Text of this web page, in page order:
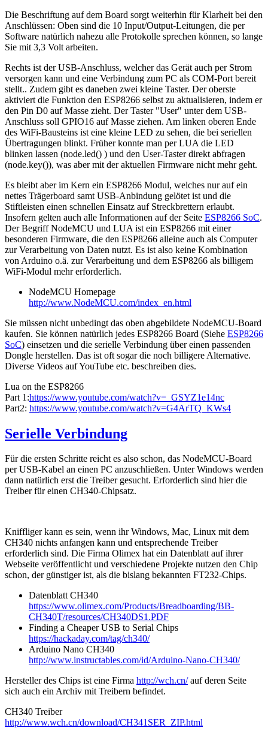
Die Beschriftung auf dem Board sorgt weiterhin für Klarheit bei den
Anschlüssen: Oben sind die 10 Input/Output-Leitungen, die per
Software natürlich nahezu alle Protokolle sprechen können, so lange
Sie mit 3,3 Volt arbeiten.
Rechts ist der USB-Anschluss, welcher das Gerät auch per Strom
versorgen kann und eine Verbindung zum PC als COM-Port bereit
stellt.. Zudem gibt es daneben zwei kleine Taster. Der oberste
aktiviert die Funktion den ESP8266 selbst zu aktualisieren, indem er
den Pin D0 auf Masse zieht. Der Taster "User" unter dem USB-
Anschluss soll GPIO16 auf Masse ziehen. Am linken oberen Ende
des WiFi-Bausteins ist eine kleine LED zu sehen, die bei seriellen
Übertragungen blinkt. Früher konnte man per LUA die LED
blinken lassen (node.led() ) und den User-Taster direkt abfragen
(node.key()), was aber mit der aktuellen Firmware nicht mehr geht.
Es bleibt aber im Kern ein ESP8266 Modul, welches nur auf ein
nettes Trägerboard samt USB-Anbindung gelötet ist und die
Stiftleisten einen schnellen Einsatz auf Streckbrettern erlaubt.
Insofern gelten auch alle Informationen auf der Seite ESP8266 SoC.
Der Begriff NodeMCU und LUA ist ein ESP8266 mit einer
besonderen Firmware, die den ESP8266 alleine auch als Computer
zur Verarbeitung von Daten nutzt. Es ist also keine Kombination
von Arduino o.ä. zur Verarbeitung und dem ESP8266 als billigem
WiFi-Modul mehr erforderlich.
NodeMCU Homepage
http://www.NodeMCU.com/index_en.html
Sie müssen nicht unbedingt das oben abgebildete NodeMCU-Board
kaufen. Sie können natürlich jedes ESP8266 Board (Siehe ESP8266
SoC) einsetzen und die serielle Verbindung über einen passenden
Dongle herstellen. Das ist oft sogar die noch billigere Alternative.
Diverse Videos auf YouTube etc. beschreiben dies.
Lua on the ESP8266
Part 1:https://www.youtube.com/watch?v=_GSYZ1e14nc
Part2: https://www.youtube.com/watch?v=G4ArTQ_KWs4
Serielle Verbindung
Für die ersten Schritte reicht es also schon, das NodeMCU-Board
per USB-Kabel an einen PC anzuschließen. Unter Windows werden
dann natürlich erst die Treiber gesucht. Erforderlich sind hier die
Treiber für einen CH340-Chipsatz.
Kniffliger kann es sein, wenn ihr Windows, Mac, Linux mit dem
CH340 nichts anfangen kann und entsprechende Treiber
erforderlich sind. Die Firma Olimex hat ein Datenblatt auf ihrer
Webseite veröffentlicht und verschiedene Projekte nutzen den Chip
schon, der günstiger ist, als die bislang bekannten FT232-Chips.
Datenblatt CH340
https://www.olimex.com/Products/Breadboarding/BB-
CH340T/resources/CH340DS1.PDF
Finding a Cheaper USB to Serial Chips
https://hackaday.com/tag/ch340/
Arduino Nano CH340
http://www.instructables.com/id/Arduino-Nano-CH340/
Hersteller des Chips ist eine Firma http://wch.cn/auf deren Seite
sich auch ein Archiv mit Treibern befindet.
CH340 Treiber
http://www.wch.cn/download/CH341SER_ZIP.html